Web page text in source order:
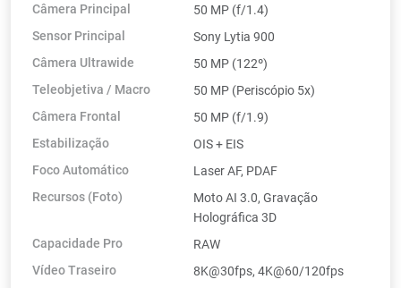
Câmera Principal
50 MP (f/1.4)
Sensor Principal
Sony Lytia 900
Câmera Ultrawide
50 MP (122º)
Teleobjetiva / Macro
50 MP (Periscópio 5x)
Câmera Frontal
50 MP (f/1.9)
Estabilização
OIS + EIS
Foco Automático
Laser AF, PDAF
Recursos (Foto)
Moto AI 3.0, Gravação
Holográfica 3D
Capacidade Pro
RAW
Vídeo Traseiro
8K@30fps, 4K@60/120fps